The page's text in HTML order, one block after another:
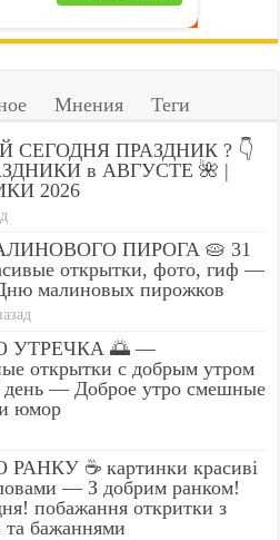
Мнения Теги
СЕГОДНЯ ПРАЗДНИК ? 👇
в АВГУСТЕ 🌺 |
2026
ПИРОГА 🥧 31
открытки, фото, гиф —
малиновых пирожков
УТРЕЧКА 🌅 —
открытки с добрым утром
— Доброе утро смешные
юмор
☕ картинки красиві
— З добрим ранком!
побажання откритки з
та бажаннями